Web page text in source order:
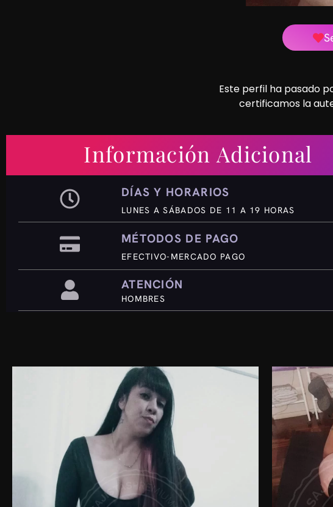
Este perfil ha pasado
certificamos la
Información Adicional
DÍAS Y HORARIOS
LUNES A SÁBADOS DE 11 A 19 HORAS
MÉTODOS DE PAGO
EFECTIVO-MERCADO PAGO
ATENCIÓN
HOMBRES